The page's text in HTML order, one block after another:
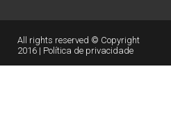
All rights reserved © Copyright
2016 | Política de privacidade